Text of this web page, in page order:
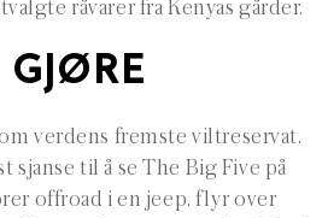
råvarer fra Kenyas gårder.
GJØRE
verdens fremste viltreservat,
sjanse til å se The Big Five på
offroad i en jeep, flyr over